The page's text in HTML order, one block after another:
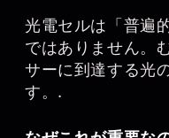
光電セルは「普遍
ではありません。
サーに到達する光
す。.